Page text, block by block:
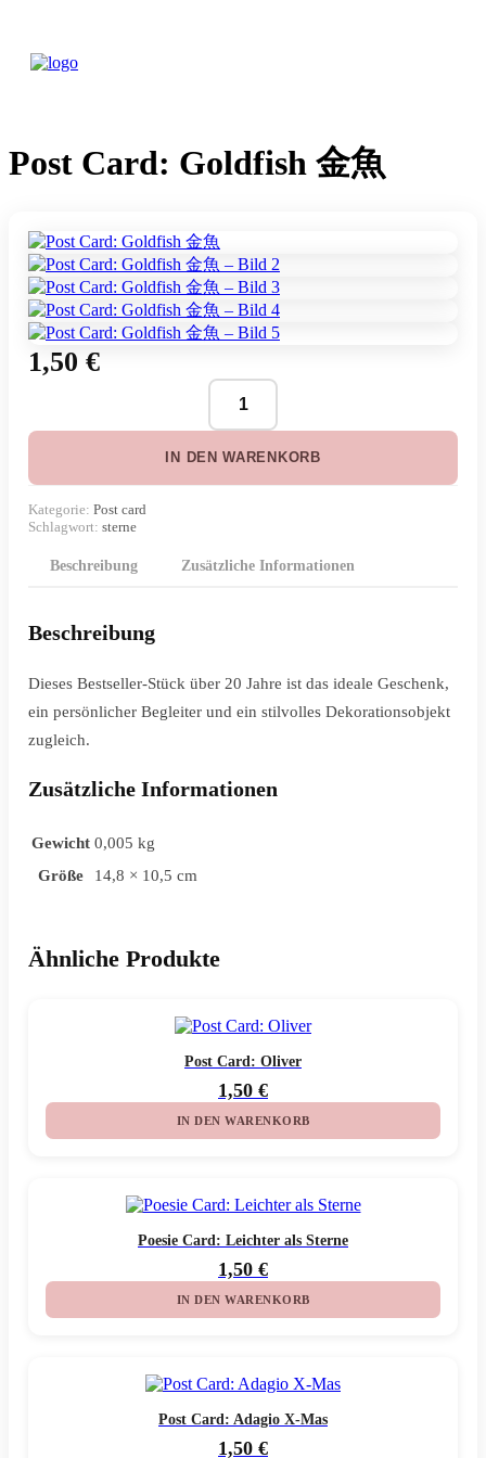
Post Card: Goldfish 金魚
1,50 €
Card:
Goldfish
IN DEN WARENKORB
Kategorie: Post card
Schlagwort: sterne
Beschreibung Zusätzliche Informationen
Beschreibung
Dieses Bestseller‑Stück über 20 Jahre ist das ideale Geschenk,
ein persönlicher Begleiter und ein stilvolles Dekorationsobjekt
zugleich.
Zusätzliche Informationen
Gewicht 0,005 kg
Größe
14,8 × 10,5 cm
Ähnliche Produkte
Post Card: Oliver
1,50 €
IN DEN WARENKORB
Poesie Card: Leichter als Sterne
1,50 €
IN DEN WARENKORB
Post Card: Adagio X-Mas
1,50 €